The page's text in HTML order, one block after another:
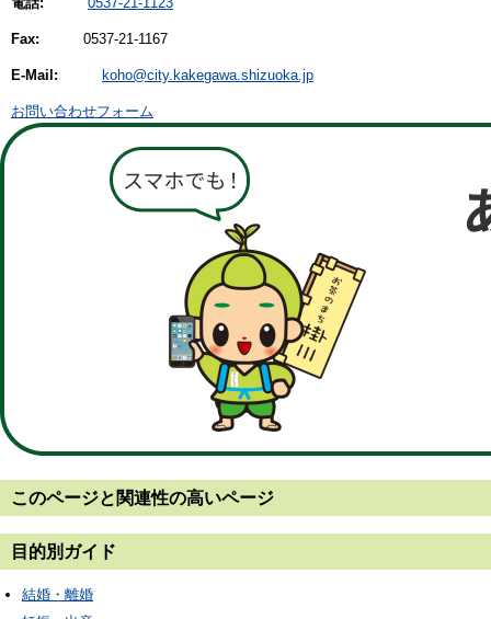
Fax: 0537-21-1167
E-Mail: koho@city.kakegawa.shizuoka.jp
お問い合わせフォーム
このページと 関連性の高いページ
目的別ガイド
結婚・離婚